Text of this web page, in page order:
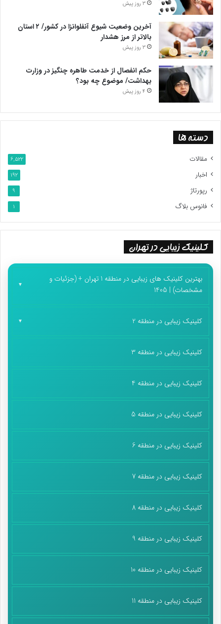
3 روز پیش
آخرین وضعیت شیوع آنفلوانزا در کشور/ ۲ استان
بالاتر از مرز هشدار
3 روز پیش
حکم انفصال از خدمت طاهره چنگیز در وزارت
بهداشت/ موضوع چه بود؟
4 روز پیش
دسته ها
مقالات 6,522
اخبار 192
رپورتاژ 9
فانوس بلاگ 1
کلینیک زیبایی در تهران
بهترین کلینیک های زیبایی در منطقه 1 تهران + (جزئیات و
مشخصات) | 1405
کلینیک زیبایی در منطقه 2
کلینیک زیبایی در منطقه 3
کلینیک زیبایی در منطقه 4
کلینیک زیبایی در منطقه 5
کلینیک زیبایی در منطقه 6
کلینیک زیبایی در منطقه 7
کلینیک زیبایی در منطقه 8
کلینیک زیبایی در منطقه 9
کلینیک زیبایی در منطقه 10
کلینیک زیبایی در منطقه 11